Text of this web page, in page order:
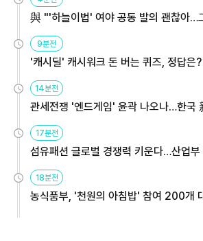
與 "'하늘이법' 여야 공동 발의 괜찮아…
9분전
'캐시딜' 캐시워크 돈 버는 퀴즈, 정답은?
14분전
관세전쟁 '엔드게임' 윤곽 나오나…한국
용해야
17분전
섬유패션 글로벌 경쟁력 키운다…산업
원
18분전
농식품부, '천원의 아침밥' 참여 200개